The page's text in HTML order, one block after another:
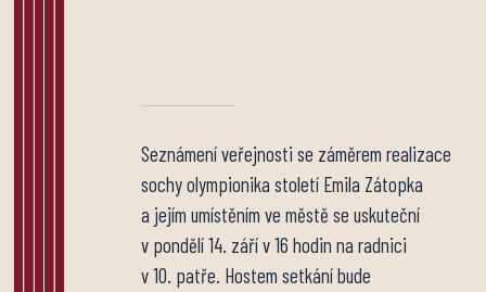
Seznámení veřejnosti se záměrem realizace
sochy olympionika století Emila Zátopka
a jejím umístěním ve městě se uskuteční
v pondělí 14. září v 16 hodin na radnici
v 10. patře. Hostem setkání bude